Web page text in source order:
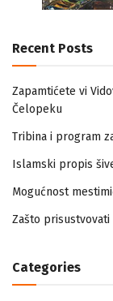
Recent Posts
Zapamtićete vi
Čelopeku
Tribina i program
Islamski propis
Mogućnost
Zašto
Categories